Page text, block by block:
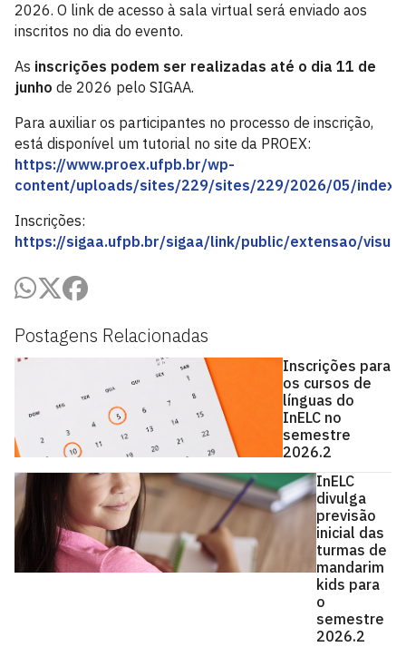
Postagens Relacionadas
Inscrições para
os cursos de
línguas do
InELC no
semestre
2026.2
InELC
divulga
previsão
inicial das
turmas de
mandarim
kids para
o
semestre
2026.2
2026. O link de acesso à sala virtual será enviado aos
inscritos no dia do evento.
As inscrições podem ser realizadas até o dia 11 de
junho de 2026 pelo SIGAA.
Para auxiliar os participantes no processo de inscrição,
está disponível um tutorial no site da PROEX:
https://www.proex.ufpb.br/wp-
content/uploads/sites/229/sites/229/2026/05/
Inscrições:
https://sigaa.ufpb.br/sigaa/link/public/extensao/